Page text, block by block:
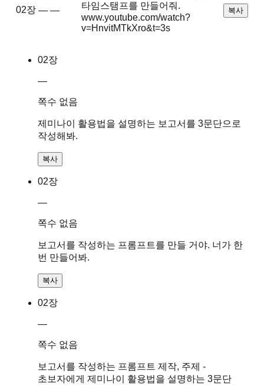
02장 — —
타임스탬프를 만들어줘.
www.youtube.com/watch?
v=HnvitMTkXro&t=3s
복사
02장
—
쪽수 없음
제미나이 활용법을 설명하는 보고서를 3문단으로
작성해봐.
복사
02장
—
쪽수 없음
보고서를 작성하는 프롬프트를 만들 거야. 너가 한
번 만들어봐.
복사
02장
—
쪽수 없음
보고서를 작성하는 프롬프트 제작, 주제 -
초보자에게 제미나이 활용법을 설명하는 3문단